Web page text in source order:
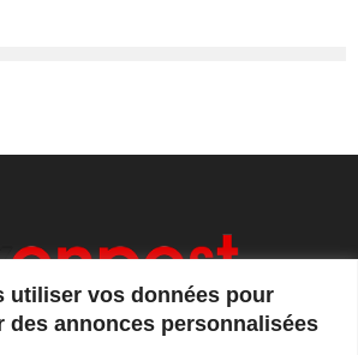
utiliser vos données pour
des annonces personnalisées